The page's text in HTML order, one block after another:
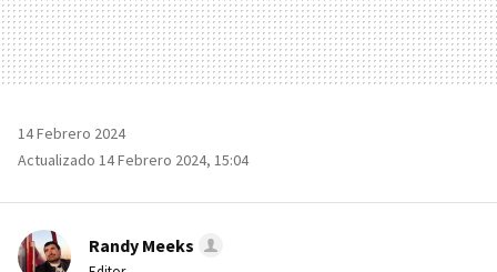
14 Febrero 2024
Actualizado 14 Febrero 2024, 15:04
Randy Meeks